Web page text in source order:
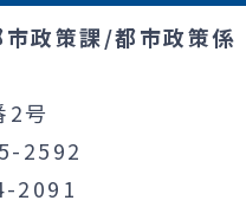
政策課/都市政策係
2号
2592
2091